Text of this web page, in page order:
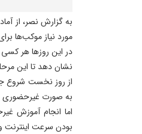
به گزارش نصر، از
مورد نیاز موکب‌ها
در این روزها هر
نشان دهد تا این
از روز نخست شروع
به صورت غیرحضوری
اما انجام آموزش
بودن سرعت